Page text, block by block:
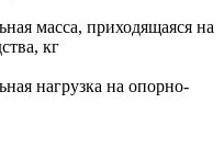
масса, приходящаяся на
кг
нагрузка на опорно-